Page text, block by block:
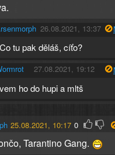
26.08.2021, 13:37
Co tu pak děláš, cíťo?
27.08.2021, 19:12
vem ho do hupi a mltš
25.08.2021, 10:17 0
Tarantino Gang.